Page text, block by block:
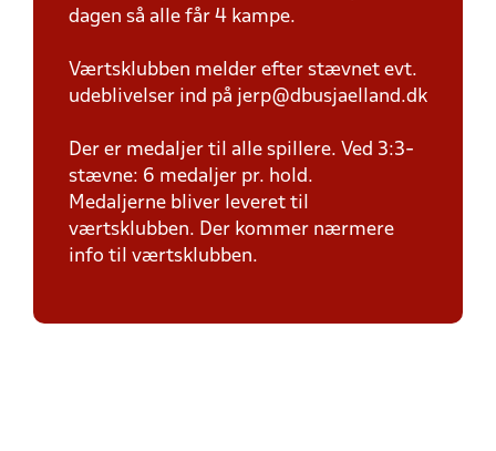
dagen så alle får 4 kampe.
Værtsklubben melder efter stævnet evt.
udeblivelser ind på jerp@dbusjaelland.dk
Der er medaljer til alle spillere. Ved 3:3-
stævne: 6 medaljer pr. hold.
Medaljerne bliver leveret til
værtsklubben. Der kommer nærmere
info til værtsklubben.